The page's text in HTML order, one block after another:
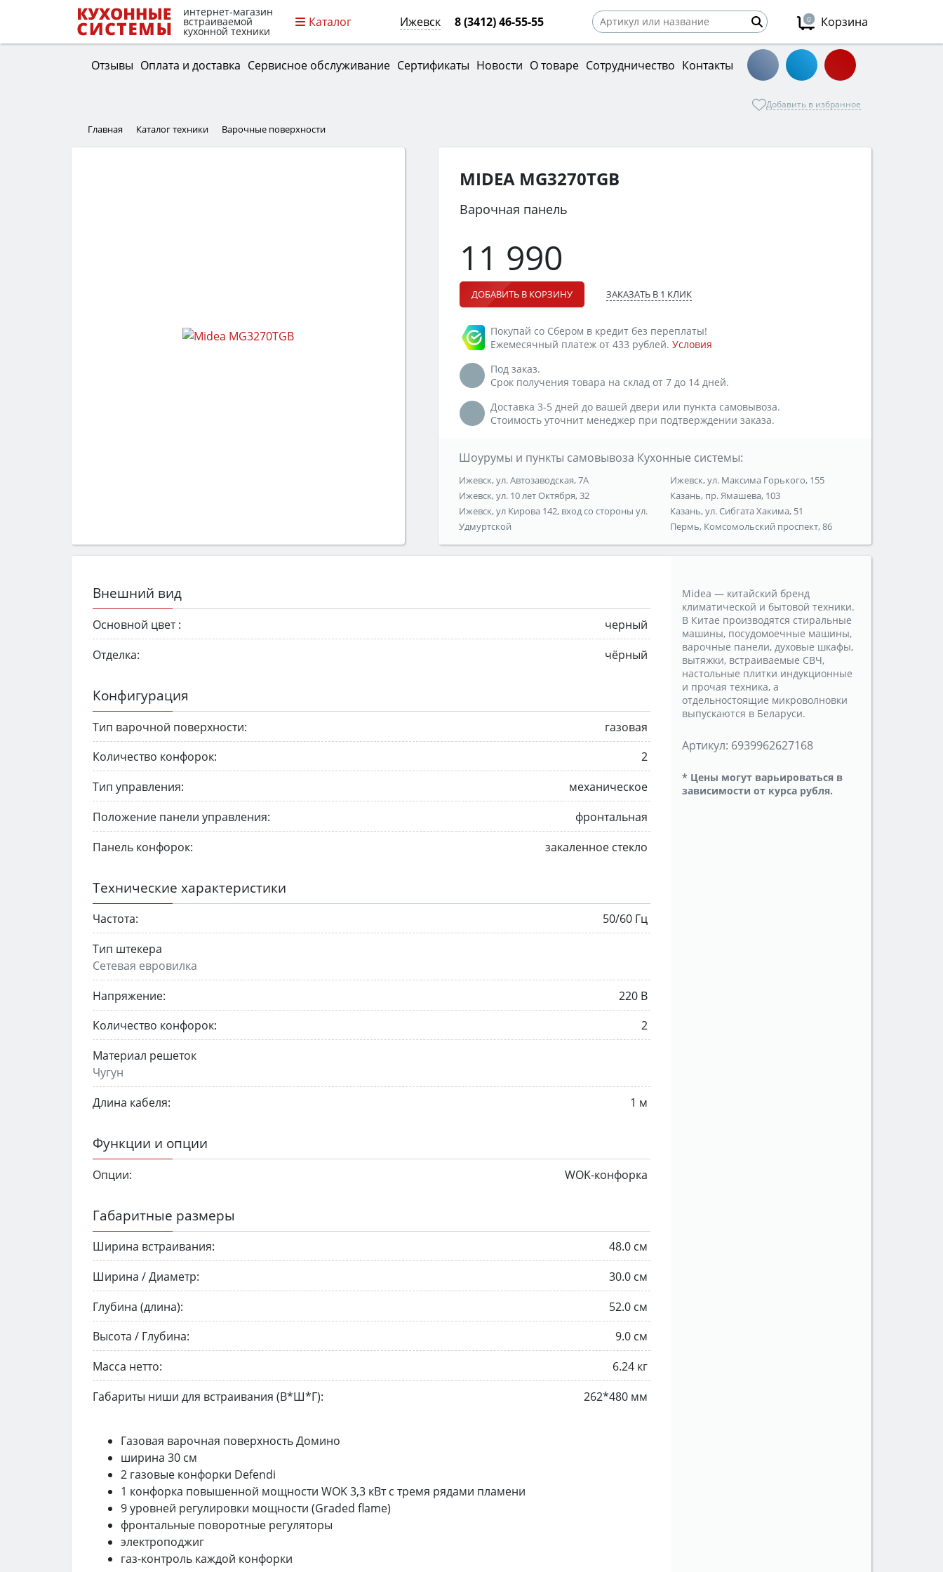
интернет-магазин
встраиваемой
кухонной техники
Каталог Ижевск 8 (3412) 46-55-55 0 Корзина
Отзывы Оплата и доставка Сервисное обслуживание Сертификаты Новости О товаре Сотрудничество Контакты
Добавить в избранное
Главная Каталог техники Варочные поверхности
MIDEA MG3270TGB
Варочная панель
11 990
ДОБАВИТЬ В КОРЗИНУ ЗАКАЗАТЬ В 1 КЛИК
Покупай со Сбером в кредит без переплаты!
Ежемесячный платеж от 433 рублей. Условия
Под заказ.
Срок получения товара на склад от 7 до 14 дней.
Доставка 3-5 дней до вашей двери или пункта самовывоза.
Стоимость уточнит менеджер при подтверждении заказа.
Шоурумы и пункты самовывоза Кухонные системы:
Ижевск, ул. Автозаводская, 7А
Ижевск, ул. 10 лет Октября, 32
Ижевск, ул Кирова 142, вход со стороны ул.
Удмуртской
Ижевск, ул. Максима Горького, 155
Казань, пр. Ямашева, 103
Казань, ул. Сибгата Хакима, 51
Пермь, Комсомольский проспект, 86
Внешний вид
Основной цвет :
черный
Отделка:
чёрный
Конфигурация
Тип варочной поверхности:
газовая
Количество конфорок:
2
Тип управления:
механическое
Положение панели управления:
фронтальная
Панель конфорок:
закаленное стекло
Технические характеристики
Частота:
50/60 Гц
Тип штекера
Сетевая евровилка
Напряжение:
220 В
Количество конфорок:
2
Материал решеток
Чугун
Длина кабеля:
1 м
Функции и опции
Опции: WOK-конфорка
Габаритные размеры
Ширина встраивания:
48.0 см
Ширина / Диаметр:
30.0 см
Глубина (длина):
52.0 см
Высота / Глубина:
9.0 см
Масса нетто:
6.24 кг
Габариты ниши для встраивания (В*Ш*Г):
262*480 мм
Газовая варочная поверхность Домино
ширина 30 см
2 газовые конфорки Defendi
1 конфорка повышенной мощности WOK 3,3 кВт с тремя рядами пламени
9 уровней регулировки мощности (Graded flame)
фронтальные поворотные регуляторы
электроподжиг
газ-контроль каждой конфорки
Midea — китайский бренд
климатической и бытовой техники.
В Китае производятся стиральные
машины, посудомоечные машины,
варочные панели, духовые шкафы,
вытяжки, встраиваемые СВЧ,
настольные плитки индукционные
и прочая техника, а
отдельностоящие микроволновки
выпускаются в Беларуси.
Артикул: 6939962627168
* Цены могут варьироваться в
зависимости от курса рубля.